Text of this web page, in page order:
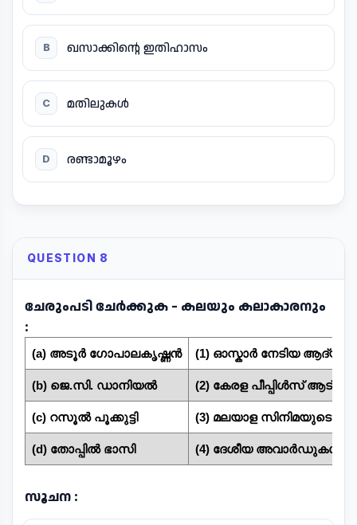
B ഖസാക്കിന്റെ ഇതിഹാസം
C മതിലുകൾ
D രണ്ടാമൂഴം
QUESTION 8
ചേരുംപടി ചേർക്കുക - കലയും കലാകാരനും
:
(a) അടൂർ ഗോപാലകൃഷ്ണൻ (1) ഓസ്കാർ നേടിയ ആദ്യ
(b) ജെ.സി. ഡാനിയൽ (2) കേരള പീപ്പിൾസ് ആട്സ്
(c) റസൂൽ പൂക്കുട്ടി (3) മലയാള സിനിമയുടെ
(d) തോപ്പിൽ ഭാസി (4) ദേശീയ അവാർഡുകൾ
സൂചന :